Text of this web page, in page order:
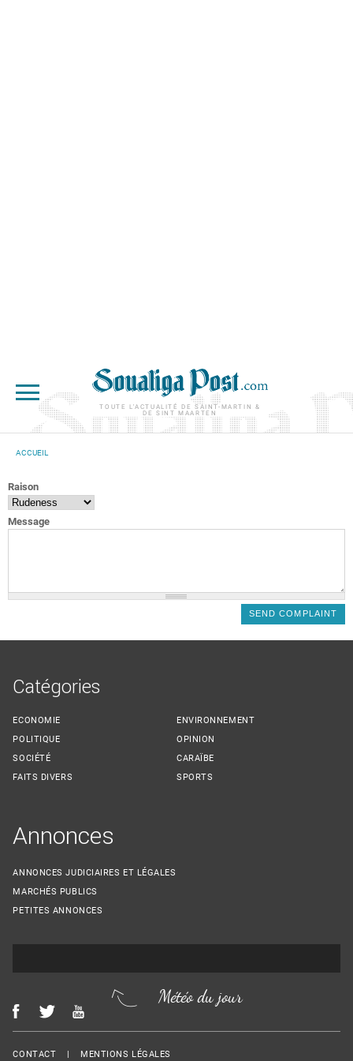
TOUTE L'ACTUALITÉ DE SAINT-MARTIN &
DE SINT MAARTEN
ACCUEIL
Raison
Message
Catégories
ECONOMIE
POLITIQUE
SOCIÉTÉ
FAITS DIVERS
ENVIRONNEMENT
OPINION
CARAÏBE
SPORTS
Annonces
ANNONCES JUDICIAIRES ET LÉGALES
MARCHÉS PUBLICS
PETITES ANNONCES
Météo du jour
Menu Footer
CONTACT MENTIONS LÉGALES